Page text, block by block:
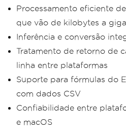
Processamento eficiente
que vão de kilobytes a
Inferência e conversão
Tratamento de retorno de
linha entre plataformas
Suporte para fórmulas do
com dados CSV
Confiabilidade entre
e macOS